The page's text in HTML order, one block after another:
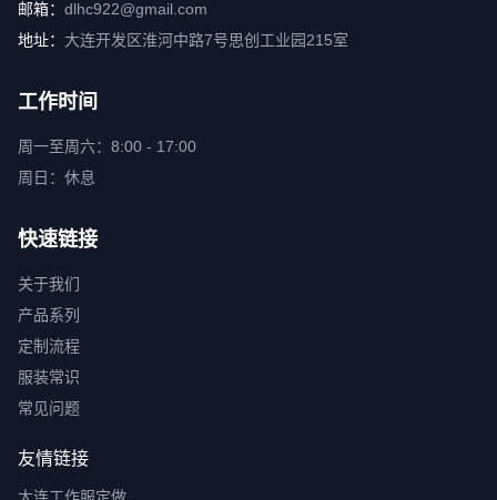
邮箱： dlhc922@gmail.com
地址： 大连开发区淮河中路7号思创工业园215室
工作时间
周一至周六：8:00 - 17:00
周日：休息
快速链接
关于我们
产品系列
定制流程
服装常识
常见问题
友情链接